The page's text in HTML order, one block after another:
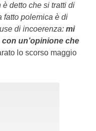
è detto che si tratti di
fatto polemica è di
di incoerenza: mi
un’opinione che
lo scorso maggio